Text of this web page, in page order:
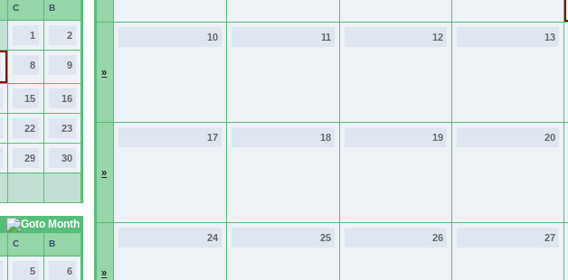
С В
1 2
8 9
15 16
22 23
29 30
С В
5 6
»
10 11 12 13
»
17 18 19 20
»
24 25 26 27